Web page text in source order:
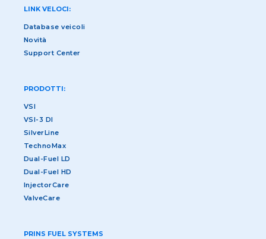
LINK VELOCI:
Database veicoli
Novità
Support Center
PRODOTTI:
VSI
VSI-3 DI
SilverLine
TechnoMax
Dual-Fuel LD
Dual-Fuel HD
InjectorCare
ValveCare
PRINS FUEL SYSTEMS